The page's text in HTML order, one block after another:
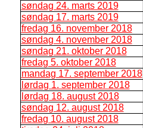
søndag 24. marts 2019
søndag 17. marts 2019
fredag 16. november 2018
søndag 4. november 2018
søndag 21. oktober 2018
fredag 5. oktober 2018
mandag 17. september 2018
lørdag 1. september 2018
lørdag 18. august 2018
søndag 12. august 2018
fredag 10. august 2018